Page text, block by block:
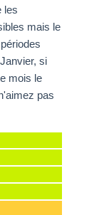
les
mais le
si
mois le
pas